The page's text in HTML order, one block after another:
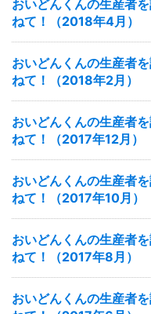
おいどんくんの生産者
ねて！（2018年4月）
おいどんくんの生産者
ねて！（2018年2月）
おいどんくんの生産者
ねて！（2017年12月）
おいどんくんの生産者
ねて！（2017年10月）
おいどんくんの生産者
ねて！（2017年8月）
おいどんくんの生産者